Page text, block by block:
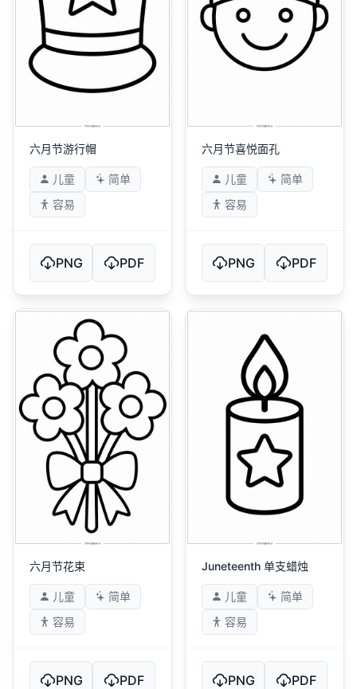
六月节游行帽
儿童
简单
容易
PNG PDF
六月节喜悦面孔
儿童
简单
容易
PNG PDF
六月节花束
儿童
简单
容易
PNG PDF
Juneteenth 单支蜡烛
儿童
简单
容易
PNG PDF